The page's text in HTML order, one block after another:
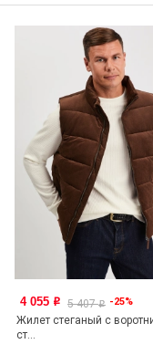
4 055 o 5 407o -25%
Жилет стеганый с
ст...